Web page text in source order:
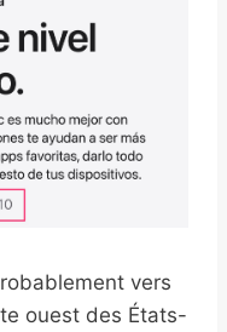
vers
ouest des États-